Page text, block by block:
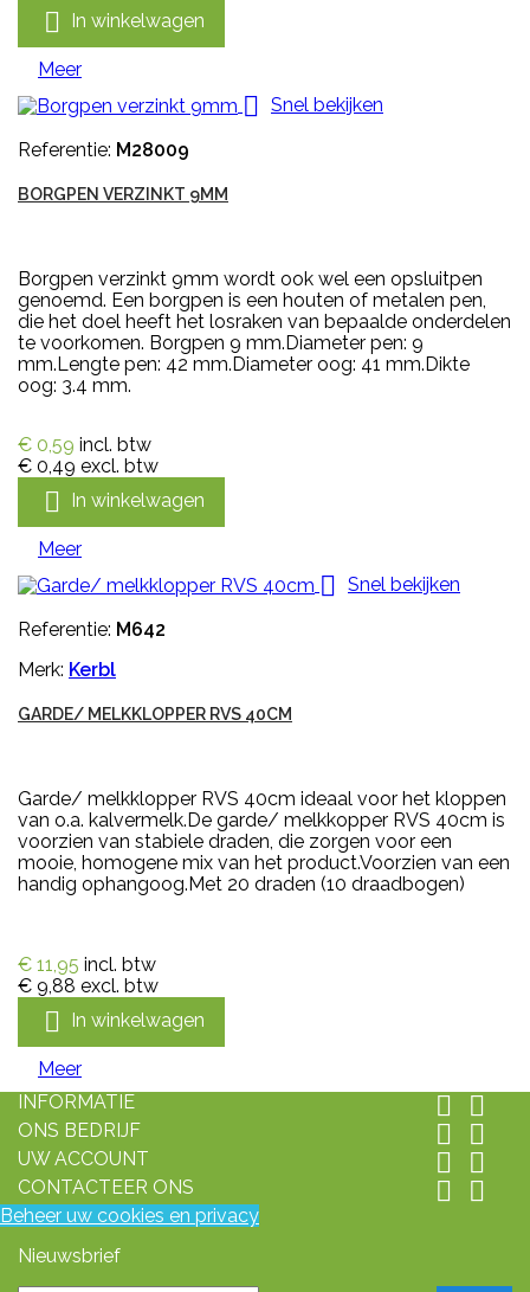
 In winkelwagen
Meer

Snel bekijken
Referentie: M28009
BORGPEN VERZINKT 9MM
Borgpen verzinkt 9mm wordt ook wel een opsluitpen
genoemd. Een borgpen is een houten of metalen pen,
die het doel heeft het losraken van bepaalde onderdelen
te voorkomen. Borgpen 9 mm.Diameter pen: 9
mm.Lengte pen: 42 mm.Diameter oog: 41 mm.Dikte
oog: 3.4 mm.
€ 0,59 incl. btw
€ 0,49 excl. btw
 In winkelwagen
Meer

Snel bekijken
Referentie: M642
Merk: Kerbl
GARDE/ MELKKLOPPER RVS 40CM
Garde/ melkklopper RVS 40cm ideaal voor het kloppen
van o.a. kalvermelk.De garde/ melkkopper RVS 40cm is
voorzien van stabiele draden, die zorgen voor een
mooie, homogene mix van het product.Voorzien van een
handig ophangoog.Met 20 draden (10 draadbogen)
€ 11,95 incl. btw
€ 9,88 excl. btw
 In winkelwagen
Meer
INFORMATIE
 
ONS BEDRIJF  
UW ACCOUNT  
CONTACTEER ONS  
Beheer uw cookies en privacy
Nieuwsbrief